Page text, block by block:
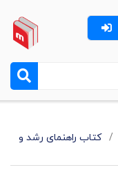
کتاب راهنمای رشد و